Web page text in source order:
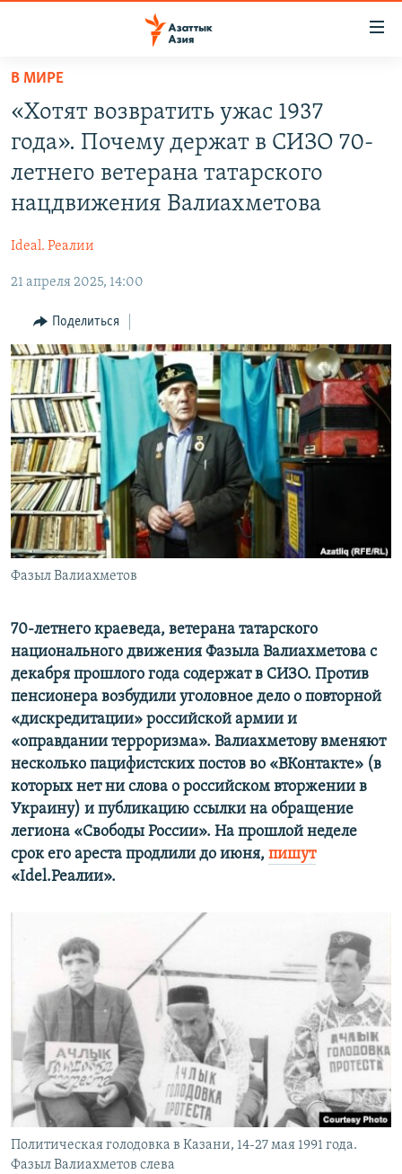
Вернуться
основному
содержанию
главной
Вернутся
ЎЗБЕКЧА
ТОҶИКӢ
TÜRKMENÇE
ПОДПИШИТЕСЬ НА НАС В СОЦСЕТЯХ
Все сайты РСЕ/РС
В МИРЕ
«Хотят возвратить ужас 1937
года». Почему держат в СИЗО 70-
летнего ветерана татарского
нацдвижения Валиахметова
Ideal. Реалии
21 апреля 2025, 14:00
Поделиться
Фазыл Валиахметов
70-летнего краеведа, ветерана татарского
национального движения Фазыла Валиахметова с
декабря прошлого года содержат в СИЗО. Против
пенсионера возбудили уголовное дело о повторной
«дискредитации» российской армии и
«оправдании терроризма». Валиахметову вменяют
несколько пацифистских постов во «ВКонтакте» (в
которых нет ни слова о российском вторжении в
Украину) и публикацию ссылки на обращение
легиона «Свободы России». На прошлой неделе
срок его ареста продлили до июня, пишут
«Idel.Реалии».
Политическая голодовка в Казани, 14-27 мая 1991 года.
Фазыл Валиахметов слева